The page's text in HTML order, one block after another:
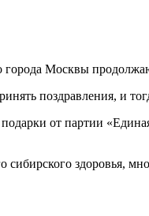
Москвы
поздравления, и
от партии
сибирского здоровья,